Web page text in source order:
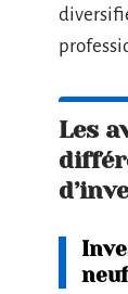
Les
neuf